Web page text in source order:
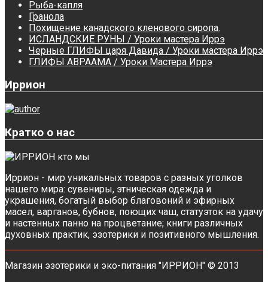
Рыба-капля
Гранола
Похищение канадского кленового сиропа.
ИСЛАНДСКИЕ РУНЫ / Уроки мастера Иррэ
Черные ГЛИФЫ царя Давида / Уроки мастера Иррэ
ГЛИФЫ АВРААМА / Уроки Мастера Иррэ
Иррион
Кратко о нас
Иррион - мир уникальных товаров с разных уголков
нашего мира: сувениры, этническая одежда и
украшения, богатый выбор благовоний и эфирных
масел, варганов, бубнов, поющих чаш, статуэток на удачу
и настенных панно на процветание; книги различных
духовных практик, эзотерики и позитивного мышления.
Магазин эзотерики и эко-питания "ИРРИОН" © 2013